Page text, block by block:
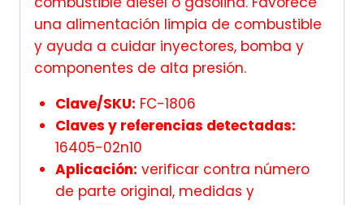
una alimentación limpia de combustible
y ayuda a cuidar inyectores, bomba y
componentes de alta presión.
Clave/SKU: FC-1806
Claves y referencias detectadas:
16405-02n10
Aplicación: verificar contra número
de parte original, medidas y